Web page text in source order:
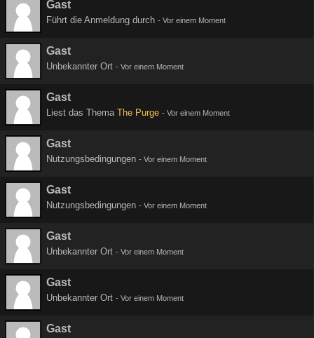
Gast
Führt die Anmeldung durch - Vor einem Moment
Gast
Unbekannter Ort - Vor einem Moment
Gast
Liest das Thema The Purge - Vor einem Moment
Gast
Nutzungsbedingungen - Vor einem Moment
Gast
Nutzungsbedingungen - Vor einem Moment
Gast
Unbekannter Ort - Vor einem Moment
Gast
Unbekannter Ort - Vor einem Moment
Gast